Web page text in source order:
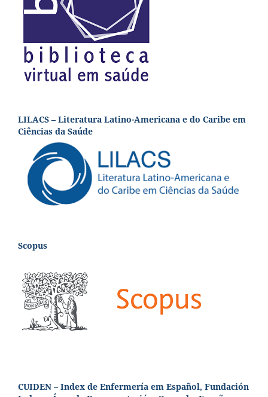
LILACS – Literatura Latino-Americana e do Caribe em
Ciências da Saúde
Scopus
CUIDEN – Index de Enfermería em Español, Fundación